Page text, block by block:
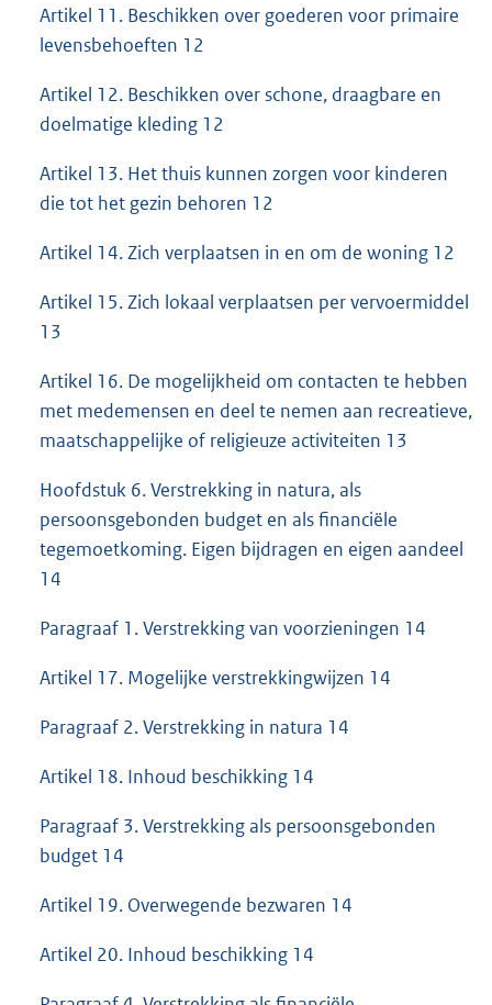
Artikel 11. Beschikken over goederen voor primaire
levensbehoeften 12
Artikel 12. Beschikken over schone, draagbare en
doelmatige kleding 12
Artikel 13. Het thuis kunnen zorgen voor kinderen
die tot het gezin behoren 12
Artikel 14. Zich verplaatsen in en om de woning 12
Artikel 15. Zich lokaal verplaatsen per vervoermiddel
13
Artikel 16. De mogelijkheid om contacten te hebben
met medemensen en deel te nemen aan recreatieve,
maatschappelijke of religieuze activiteiten 13
Hoofdstuk 6. Verstrekking in natura, als
persoonsgebonden budget en als financiële
tegemoetkoming. Eigen bijdragen en eigen aandeel
14
Paragraaf 1. Verstrekking van voorzieningen 14
Artikel 17. Mogelijke verstrekkingwijzen 14
Paragraaf 2. Verstrekking in natura 14
Artikel 18. Inhoud beschikking 14
Paragraaf 3. Verstrekking als persoonsgebonden
budget 14
Artikel 19. Overwegende bezwaren 14
Artikel 20. Inhoud beschikking 14